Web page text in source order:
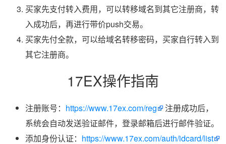
买家先支付转入费用，可以转移域名到其它注册商，转
入成功后，再进行带价push交易。
买家先付全款，可以给域名转移密码，买家自行转入到
其它注册商。
17EX操作指南
注册账号： https://www.17ex.com/reg
注册成功后，
系统会自动发送验证邮件，登录邮箱后进行邮件验证。
添加身份认证： https://www.17ex.com/auth/idcard/list